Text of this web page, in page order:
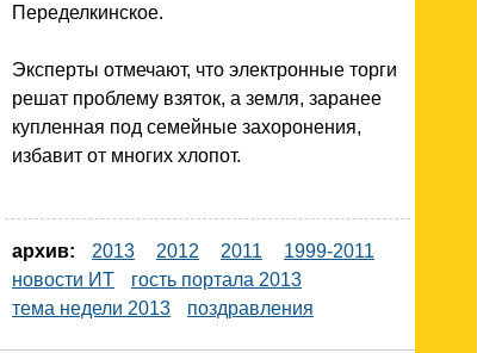
Переделкинское.
Эксперты отмечают, что электронные торги
решат проблему взяток, а земля, заранее
купленная под семейные захоронения,
избавит от многих хлопот.
архив: 2013 2012 2011
1999-2011
новости ИТ
гость портала 2013
тема недели 2013
поздравления